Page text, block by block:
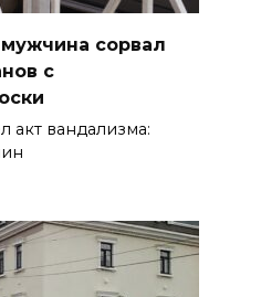
сорвал
с
акт вандализма: